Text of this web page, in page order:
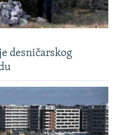
desničarskog